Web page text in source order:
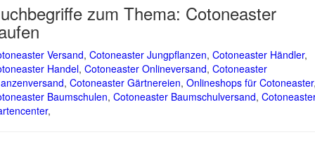
zum Thema: Cotoneaster
Versand, Cotoneaster Jungpflanzen, Cotoneaster Händler,
Handel, Cotoneaster Onlineversand, Cotoneaster
, Cotoneaster Gärtnereien, Onlineshops für Cotoneaster
Baumschulen, Cotoneaster Baumschulversand,
,